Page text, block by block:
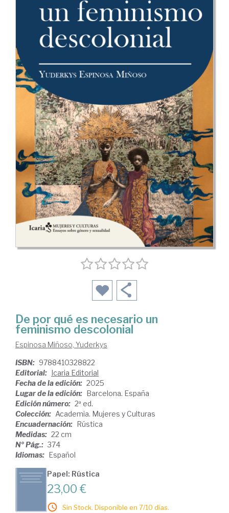
De por qué es necesario un
feminismo descolonial
Espinosa Miñoso, Yuderkys
ISBN: 9788410328822
Editorial: Icaria Editorial
Fecha de la edición: 2025
Lugar de la edición: Barcelona. España
Edición número: 2ª ed.
Colección: Academia. Mujeres y Culturas
Encuadernación: Rústica
Medidas: 22 cm
Nº Pág.: 374
Idiomas: Español
Papel: Rústica
23,00 €
Sin Stock. Disponible en 7/10 días.